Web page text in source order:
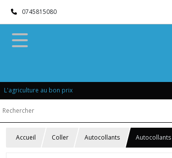
0745815080
L'agriculture au bon prix
Accueil Coller Autocollants